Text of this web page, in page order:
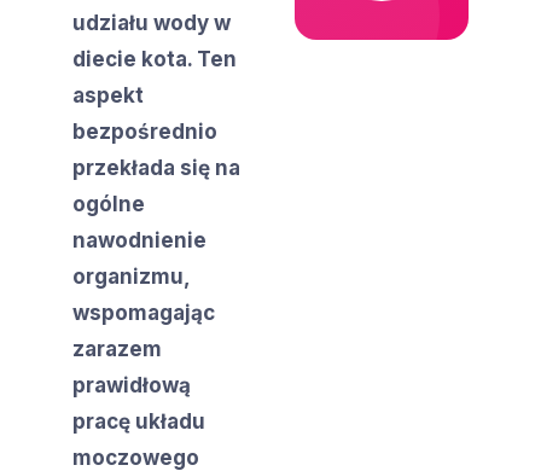
udziału wody w
diecie kota. Ten
aspekt
bezpośrednio
przekłada się na
ogólne
nawodnienie
organizmu,
wspomagając
zarazem
prawidłową
pracę układu
moczowego